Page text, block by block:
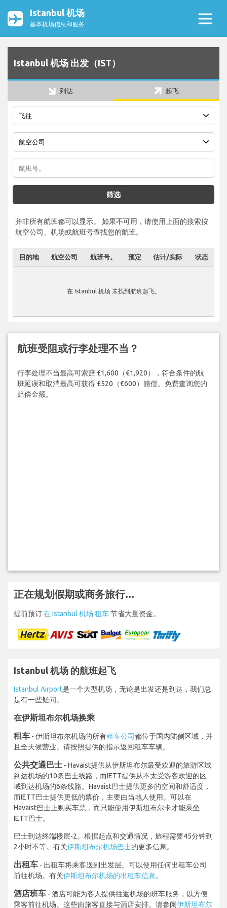
Istanbul 机场
基本机场信息和服务
Istanbul 机场 出发（IST）
到达 起飞
筛选
并非所有航班都可以显示。 如果不可用，请使用上面的搜索按
航空公司、机场或航班号查找您的航班。
目的地 航空公司 航班号。 预定 估计/实际 状态
在 Istanbul 机场 未找到航班起飞。
航班受阻或行李处理不当？
行李处理不当最高可索赔 £1,600（€1,920），符合条件的航
班延误和取消最高可获得 £520（€600）赔偿。免费查询您的
赔偿金额。
正在规划假期或商务旅行...
提前预订在 Istanbul 机场 租车节省大量资金。
Istanbul 机场 的航班起飞
Istanbul Airport是一个大型机场，无论是出发还是到达，我们总
是有一些疑问。
在伊斯坦布尔机场换乘
租车 - 伊斯坦布尔机场的所有租车公司都位于国内陆侧区域，并
且全天候营业。请按照提供的指示返回租车车辆。
公共交通巴士 - Havaist提供从伊斯坦布尔最受欢迎的旅游区域
到达机场的10条巴士线路，而IETT提供从不太受游客欢迎的区
域到达机场的6条线路。Havaist巴士提供更多的空间和舒适度，
而IETT巴士提供更低的票价，主要由当地人使用。可以在
Havaist巴士上购买车票，而只能使用伊斯坦布尔卡才能乘坐
IETT巴士。
巴士到达终端楼层-2。根据起点和交通情况，旅程需要45分钟到
2小时不等。有关伊斯坦布尔机场巴士的更多信息。
出租车 - 出租车将乘客送到出发层。可以使用任何出租车公司
前往机场。有关伊斯坦布尔机场的出租车信息 。
酒店班车 - 酒店可能为客人提供往返机场的班车服务，以方便
乘客前往机场。这些由旅客直接与酒店安排。请参阅伊斯坦布尔